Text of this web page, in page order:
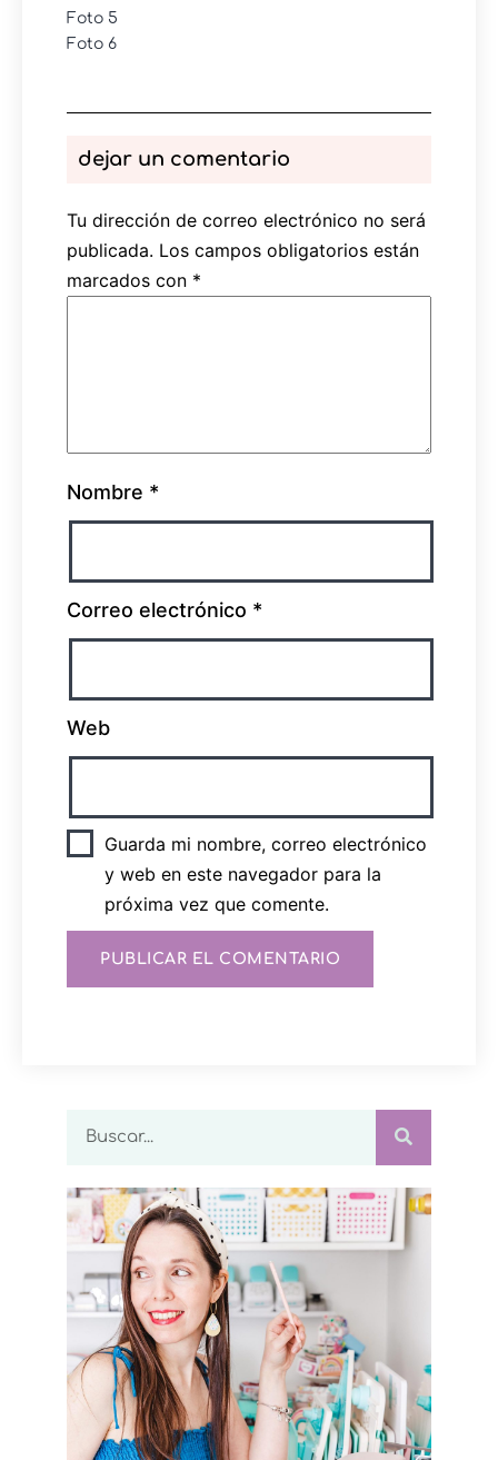
Foto 5
Foto 6
dejar un comentario
Tu dirección de correo electrónico no será
publicada. Los campos obligatorios están
marcados con *
Nombre *
Correo electrónico *
Web
Guarda mi nombre, correo electrónico
y web en este navegador para la
próxima vez que comente.